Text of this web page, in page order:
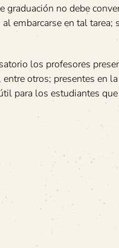
graduación no debe
embarcarse en tal tarea;
los profesores
otros; presentes en
para los estudiantes